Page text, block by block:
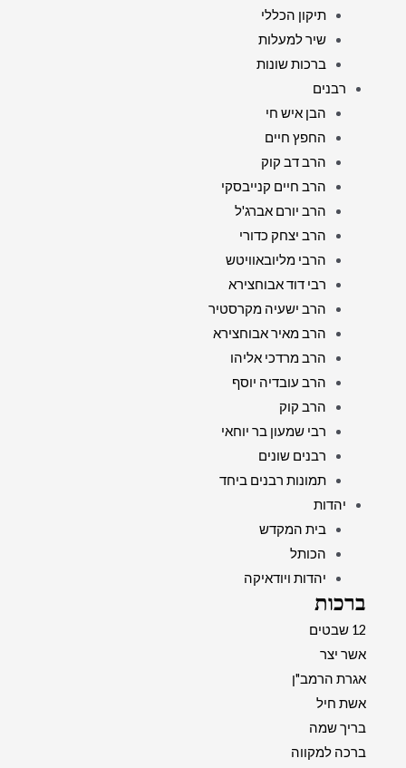
תיקון הכללי
שיר למעלות
ברכות שונות
רבנים
הבן איש חי
החפץ חיים
הרב דב קוק
הרב חיים קנייבסקי
הרב יורם אברג'ל
הרב יצחק כדורי
הרבי מליובאוויטש
רבי דוד אבוחצירא
הרב ישעיה מקרסטיר
הרב מאיר אבוחצירא
הרב מרדכי אליהו
הרב עובדיה יוסף
הרב קוק
רבי שמעון בר יוחאי
רבנים שונים
תמונות רבנים ביחד
יהדות
בית המקדש
הכותל
יהדות ויודאיקה
ברכות
12 שבטים
אשר יצר
אגרת הרמב"ן
אשת חיל
בריך שמה
ברכה למקווה